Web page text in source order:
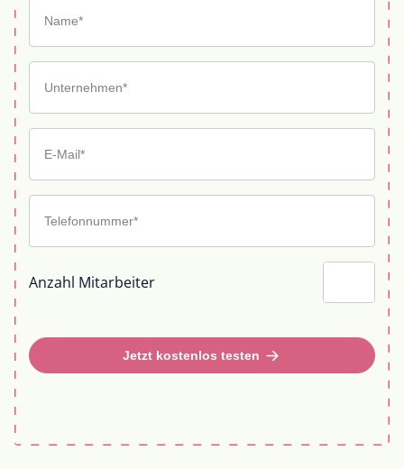
Anzahl Mitarbeiter
Jetzt kostenlos testen